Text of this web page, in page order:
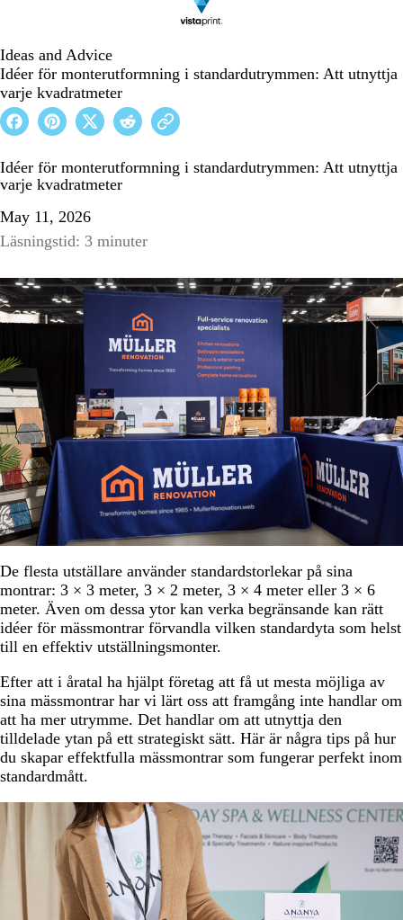
Ideas and Advice
Idéer för monterutformning i standardutrymmen: Att utnyttja
varje kvadratmeter
Idéer för monterutformning i standardutrymmen: Att utnyttja
varje kvadratmeter
May 11, 2026
Läsningstid: 3 minuter
De flesta utställare använder standardstorlekar på sina
montrar: 3 × 3 meter, 3 × 2 meter, 3 × 4 meter eller 3 × 6
meter. Även om dessa ytor kan verka begränsande kan rätt
idéer för mässmontrar förvandla vilken standardyta som helst
till en effektiv utställningsmonter.
Efter att i åratal ha hjälpt företag att få ut mesta möjliga av
sina mässmontrar har vi lärt oss att framgång inte handlar om
att ha mer utrymme. Det handlar om att utnyttja den
tilldelade ytan på ett strategiskt sätt. Här är några tips på hur
du skapar effektfulla mässmontrar som fungerar perfekt inom
standardmått.